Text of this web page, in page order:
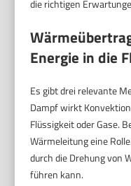
die richtigen
Energie in die
Es gibt drei relevante
Dampf wirkt
Flüssigkeit oder Gase.
Wärmeleitung eine
durch die Drehung von
führen kann.